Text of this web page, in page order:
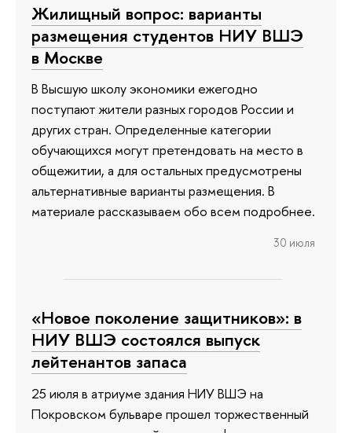
Жилищный вопрос: варианты
размещения студентов НИУ ВШЭ
в Москве
В Высшую школу экономики ежегодно
поступают жители разных городов России и
других стран. Определенные категории
обучающихся могут претендовать на место в
общежитии, а для остальных предусмотрены
альтернативные варианты размещения. В
материале рассказываем обо всем подробнее.
30 июля
«Новое поколение защитников»: в
НИУ ВШЭ состоялся выпуск
лейтенантов запаса
25 июля в атриуме здания НИУ ВШЭ на
Покровском бульваре прошел торжественный